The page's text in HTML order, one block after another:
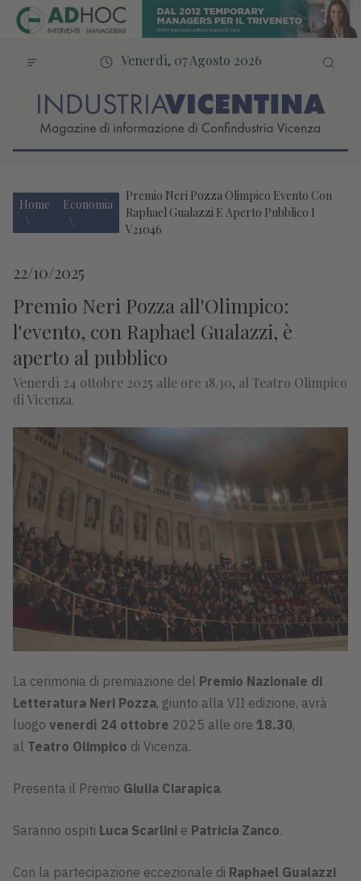
Venerdì, 07 Agosto 2026
Home Economia
Premio Neri Pozza Olimpico Evento Con
Raphael Gualazzi E Aperto Pubblico I
V21046
22/10/2025
Premio Neri Pozza all'Olimpico:
l'evento, con Raphael Gualazzi, è
aperto al pubblico
Venerdì 24 ottobre 2025 alle ore 18.30, al Teatro Olimpico
di Vicenza.
La cerimonia di premiazione del Premio Nazionale di
Letteratura Neri Pozza, giunto alla VII edizione, avrà
luogo venerdì 24 ottobre 2025 alle ore 18.30,
al Teatro Olimpico di Vicenza.
Presenta il Premio Giulia Ciarapica.
Saranno ospiti Luca Scarlini e Patricia Zanco.
Con la partecipazione eccezionale di Raphael Gualazzi